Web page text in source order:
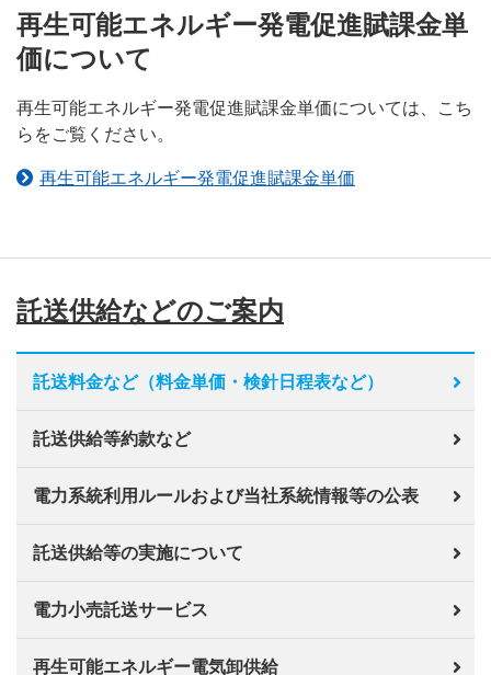
再生可能エネルギー発電促進賦課金単
価について
再生可能エネルギー発電促進賦課金単価については、こち
らをご覧ください。
再生可能エネルギー発電促進賦課金単価
託送供給などのご案内
託送料金など（料金単価・検針日程表など）
託送供給等約款など
電力系統利用ルールおよび当社系統情報等の公表
託送供給等の実施について
電力小売託送サービス
再生可能エネルギー電気卸供給